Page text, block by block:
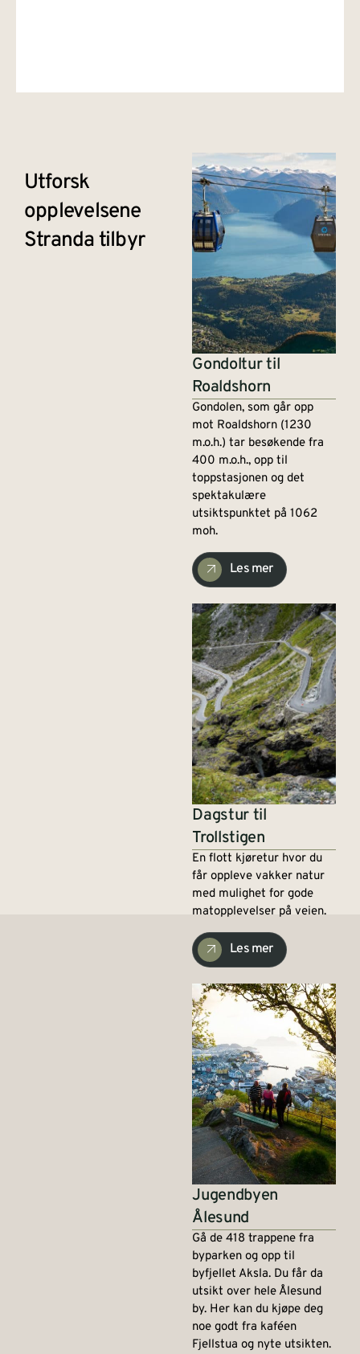
Utforsk
opplevelsene
Stranda tilbyr
Gondoltur til
Roaldshorn
Gondolen, som går opp
mot Roaldshorn (1230
m.o.h.) tar besøkende fra
400 m.o.h., opp til
toppstasjonen og det
spektakulære
utsiktspunktet på 1062
moh.
Les mer
Dagstur til
Trollstigen
En flott kjøretur hvor du
får oppleve vakker natur
med mulighet for gode
matopplevelser på veien.
Les mer
Jugendbyen
Ålesund
Gå de 418 trappene fra
byparken og opp til
byfjellet Aksla. Du får da
utsikt over hele Ålesund
by. Her kan du kjøpe deg
noe godt fra kaféen
Fjellstua og nyte utsikten.